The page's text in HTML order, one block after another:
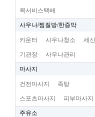
퀵서비스택배
사우나/찜질방/한증막
카운터 사우나청소 세신
기관장 사우나관리
마사지
건전마사지 족탕
스포츠마사지 피부마사지
주유소